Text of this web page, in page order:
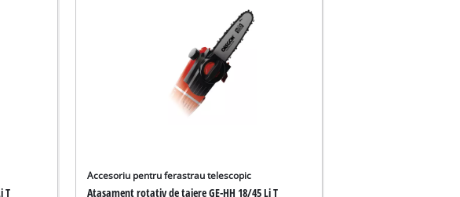
T
Accesoriu pentru ferastrau telescopic
Atasament rotativ de taiere GE-HH 18/45 Li T